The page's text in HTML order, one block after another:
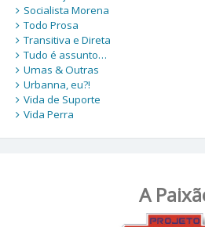
Socialista Morena
Todo Prosa
Transitiva e Direta
Tudo é assunto…
Umas & Outras
Urbanna, eu?!
Vida de Suporte
Vida Perra
A